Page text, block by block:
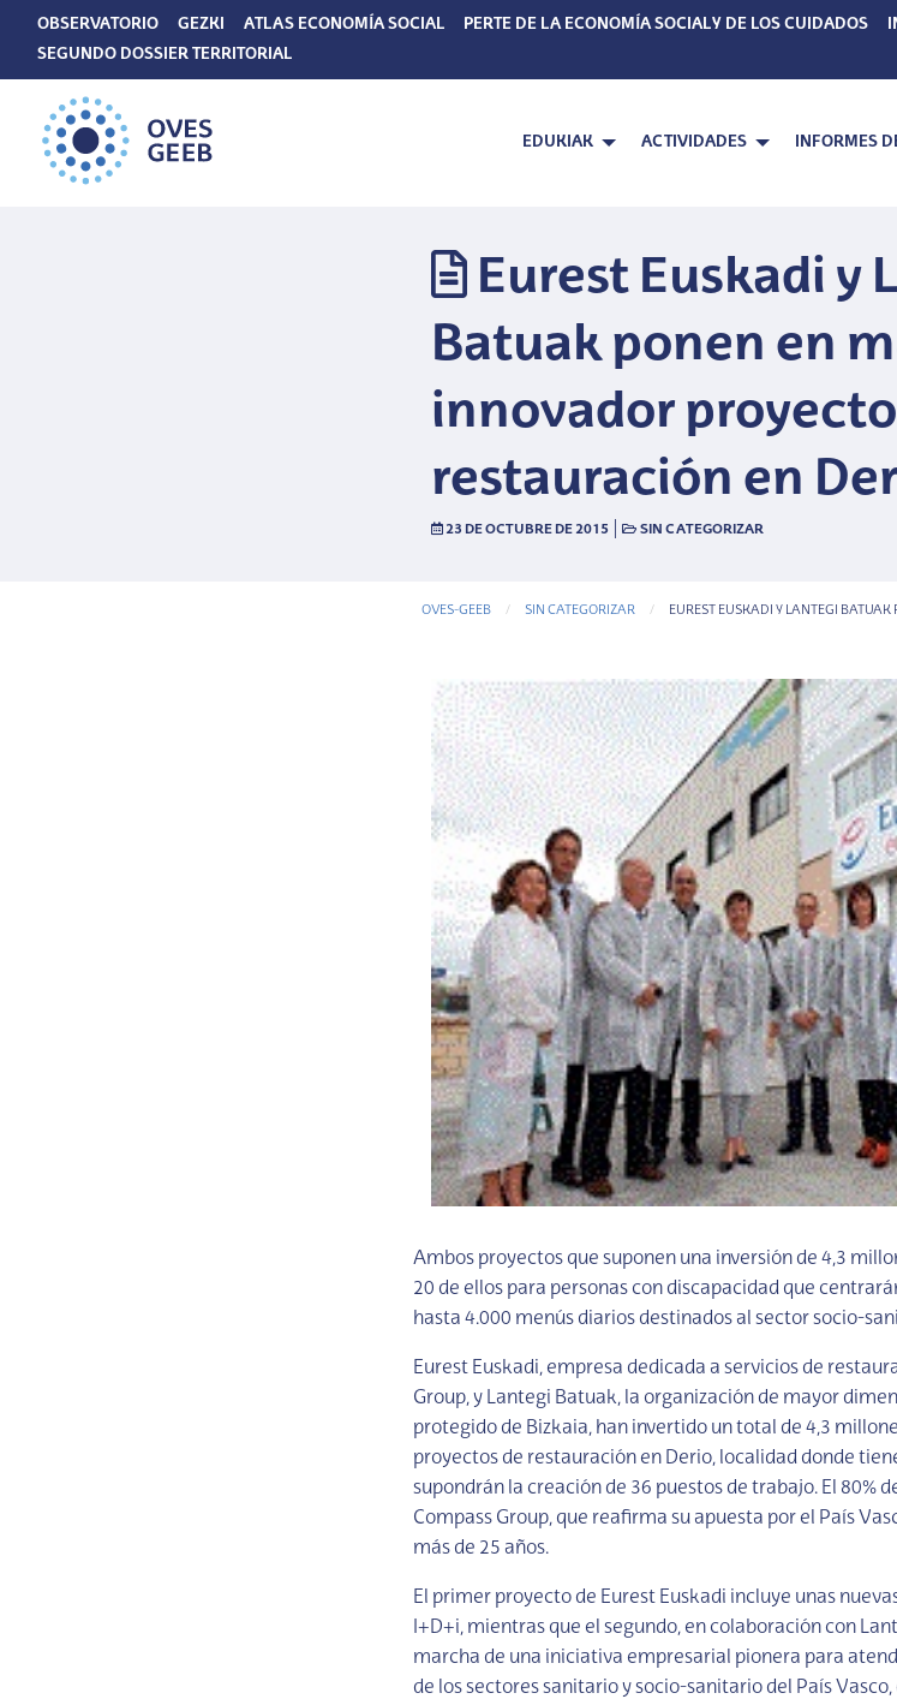
OBSERVATORIO GEZKI ATLAS ECONOMÍA SOCIAL PERTE DE LA ECONOMÍA SOCIAL Y DE LOS CUIDADOS
SEGUNDO DOSSIER TERRITORIAL
EDUKIAK ACTIVIDADES INFORMES
Eurest Euskadi y
Batuak ponen en
innovador
restauración en
23 DE OCTUBRE DE 2015 SIN CATEGORIZAR
OVES-GEEB SIN CATEGORIZAR CURRENT-PAGE
EUREST EUSKADI Y LANTEGI
Ambos proyectos que suponen una inversión de 4,3
20 de ellos para personas con discapacidad que
hasta 4.000 menús diarios destinados al sector socio-
Eurest Euskadi, empresa dedicada a servicios de
Group, y Lantegi Batuak, la organización de mayor
protegido de Bizkaia, han invertido un total de 4,3
proyectos de restauración en Derio, localidad donde
supondrán la creación de 36 puestos de trabajo. El 80%
Compass Group, que reafirma su apuesta por el País
más de 25 años.
El primer proyecto de Eurest Euskadi incluye unas
I+D+i, mientras que el segundo, en colaboración con
marcha de una iniciativa empresarial pionera para
de los sectores sanitario y socio-sanitario del País